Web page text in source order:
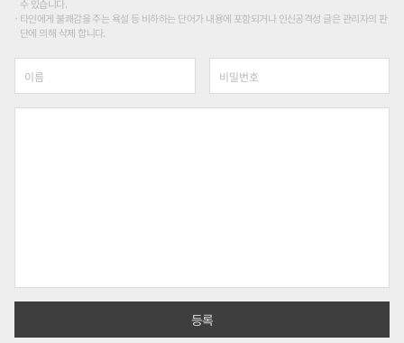
수 있습니다.
타인에게 불쾌감을 주는 욕설 등 비하하는 단어가 내용에 포함되거나 인신공격성 글은 관리자의 판
단에 의해 삭제 합니다.